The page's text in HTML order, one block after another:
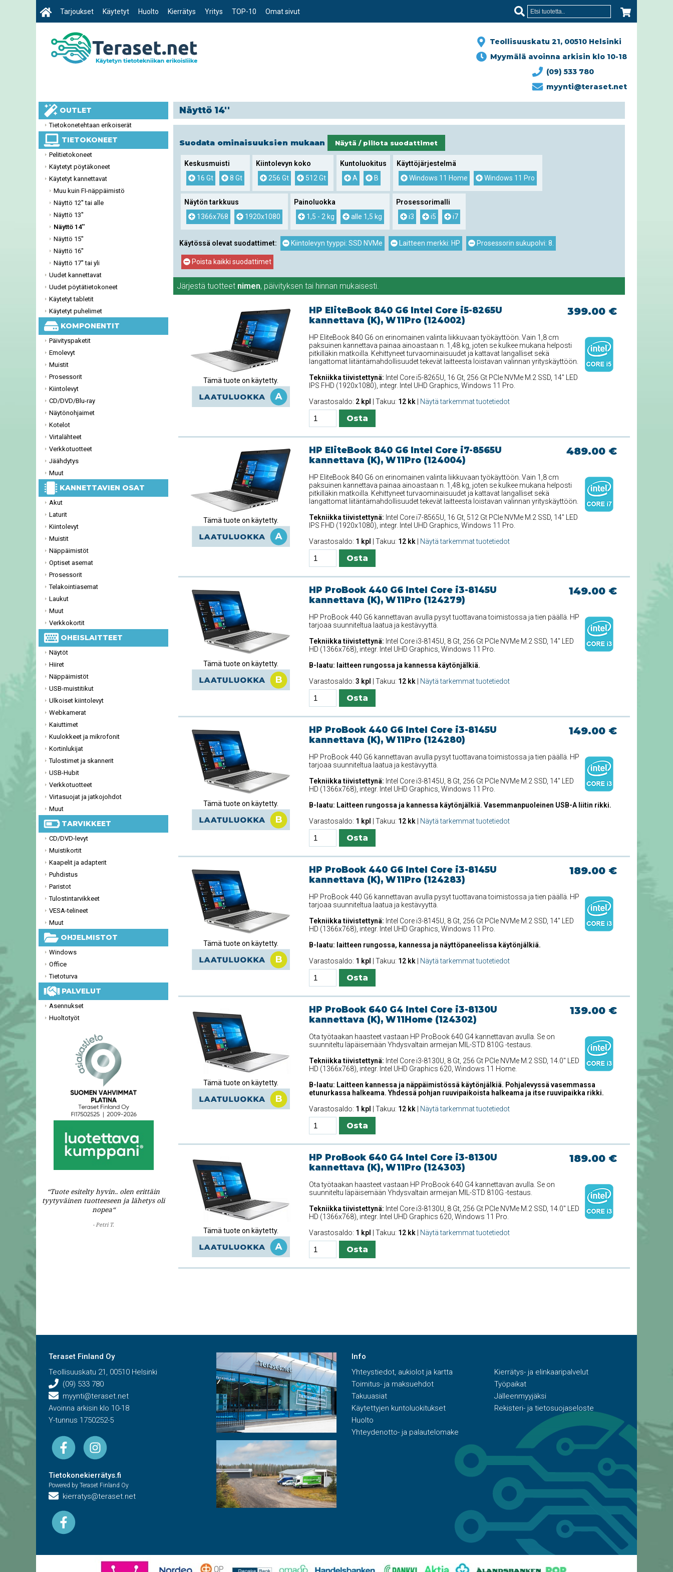
Teollisuuskatu 21, 00510 Helsinki
Myymälä avoinna arkisin klo 10-18
(09) 533 780
myynti@teraset.net
Tarjoukset Käytetyt Huolto Kierrätys Yritys TOP-10 Omat sivut
OUTLET
Tietokonetehtaan erikoiserät
TIETOKONEET
Pelitietokoneet
Käytetyt pöytäkoneet
Käytetyt kannettavat
Muu kuin FI-näppäimistö
Näyttö 12'' tai alle
Näyttö 13''
Näyttö 14''
Näyttö 15''
Näyttö 16''
Näyttö 17'' tai yli
Uudet kannettavat
Uudet pöytätietokoneet
Käytetyt tabletit
Käytetyt puhelimet
KOMPONENTIT
Päivityspaketit
Emolevyt
Muistit
Prosessorit
Kiintolevyt
CD/DVD/Blu-ray
Näytönohjaimet
Kotelot
Virtalähteet
Verkkotuotteet
Jäähdytys
Muut
KANNETTAVIEN OSAT
Akut
Laturit
Kiintolevyt
Muistit
Näppäimistöt
Optiset asemat
Prosessorit
Telakointiasemat
Laukut
Muut
Verkkokortit
OHEISLAITTEET
Näytöt
Hiiret
Näppäimistöt
USB-muistitikut
Ulkoiset kiintolevyt
Webkamerat
Kaiuttimet
Kuulokkeet ja mikrofonit
Kortinlukijat
Tulostimet ja skannerit
USB-Hubit
Verkkotuotteet
Virtasuojat ja jatkojohdot
Muut
TARVIKKEET
CD/DVD-levyt
Muistikortit
Kaapelit ja adapterit
Puhdistus
Paristot
Tulostintarvikkeet
VESA-telineet
Muut
OHJELMISTOT
Windows
Office
Tietoturva
PALVELUT
Asennukset
Huoltotyöt
“Tuote esitelty hyvin.. olen erittäin
tyytyväinen tuotteeseen ja lähetys oli
nopea“
- Petri T.
Näyttö 14''
Suodata ominaisuuksien mukaan Näytä / piilota suodattimet
Keskusmuisti
16 Gt
8 Gt
Kiintolevyn koko
256 Gt
512 Gt
Kuntoluokitus
A
B
Käyttöjärjestelmä
Windows 11 Home
Windows 11 Pro
Näytön tarkkuus
1366x768
1920x1080
Painoluokka
1,5 - 2 kg
alle 1,5 kg
Prosessorimalli
i3
i5 i7
Käytössä olevat suodattimet: Kiintolevyn tyyppi: SSD NVMe Laitteen merkki: HP Prosessorin sukupolvi: 8.
Poista kaikki suodattimet
Järjestä tuotteet nimen, päivityksen tai hinnan mukaisesti.
Tämä tuote on käytetty.
HP EliteBook 840 G6 Intel Core i5-8265U
kannettava (K), W11Pro (124002)
399.00 €
HP EliteBook 840 G6 on erinomainen valinta liikkuvaan työkäyttöön. Vain 1,8 cm
paksuinen kannettava painaa ainoastaan n. 1,48 kg, joten se kulkee mukana helposti
pitkilläkin matkoilla. Kehittyneet turvaominaisuudet ja kattavat langalliset sekä
langattomat liitäntämahdollisuudet tekevät laitteesta loistavan valinnan yrityskäyttöön.
Tekniikka tiivistettynä: Intel Core i5-8265U, 16 Gt, 256 Gt PCIe NVMe M.2 SSD, 14'' LED
IPS FHD (1920x1080), integr. Intel UHD Graphics, Windows 11 Pro.
Varastosaldo: 2 kpl | Takuu: 12 kk| Näytä tarkemmat tuotetiedot
Tämä tuote on käytetty.
HP EliteBook 840 G6 Intel Core i7-8565U
kannettava (K), W11Pro (124004)
489.00 €
HP EliteBook 840 G6 on erinomainen valinta liikkuvaan työkäyttöön. Vain 1,8 cm
paksuinen kannettava painaa ainoastaan n. 1,48 kg, joten se kulkee mukana helposti
pitkilläkin matkoilla. Kehittyneet turvaominaisuudet ja kattavat langalliset sekä
langattomat liitäntämahdollisuudet tekevät laitteesta loistavan valinnan yrityskäyttöön.
Tekniikka tiivistettynä: Intel Core i7-8565U, 16 Gt, 512 Gt PCIe NVMe M.2 SSD, 14'' LED
IPS FHD (1920x1080), integr. Intel UHD Graphics, Windows 11 Pro.
Varastosaldo: 1 kpl | Takuu: 12 kk| Näytä tarkemmat tuotetiedot
Tämä tuote on käytetty.
HP ProBook 440 G6 Intel Core i3-8145U
kannettava (K), W11Pro (124279)
149.00 €
HP ProBook 440 G6 kannettavan avulla pysyt tuottavana toimistossa ja tien päällä. HP
tarjoaa suunniteltua laatua ja kestävyyttä.
Tekniikka tiivistettynä: Intel Core i3-8145U, 8 Gt, 256 Gt PCIe NVMe M.2 SSD, 14'' LED
HD (1366x768), integr. Intel UHD Graphics, Windows 11 Pro.
B-laatu: laitteen rungossa ja kannessa käytönjälkiä.
Varastosaldo: 3 kpl | Takuu: 12 kk| Näytä tarkemmat tuotetiedot
Tämä tuote on käytetty.
HP ProBook 440 G6 Intel Core i3-8145U
kannettava (K), W11Pro (124280)
149.00 €
HP ProBook 440 G6 kannettavan avulla pysyt tuottavana toimistossa ja tien päällä. HP
tarjoaa suunniteltua laatua ja kestävyyttä.
Tekniikka tiivistettynä: Intel Core i3-8145U, 8 Gt, 256 Gt PCIe NVMe M.2 SSD, 14'' LED
HD (1366x768), integr. Intel UHD Graphics, Windows 11 Pro.
B-laatu: Laitteen rungossa ja kannessa käytönjälkiä. Vasemmanpuoleinen USB-A liitin rikki.
Varastosaldo: 1 kpl | Takuu: 12 kk| Näytä tarkemmat tuotetiedot
Tämä tuote on käytetty.
HP ProBook 440 G6 Intel Core i3-8145U
kannettava (K), W11Pro (124283)
189.00 €
HP ProBook 440 G6 kannettavan avulla pysyt tuottavana toimistossa ja tien päällä. HP
tarjoaa suunniteltua laatua ja kestävyyttä.
Tekniikka tiivistettynä: Intel Core i3-8145U, 8 Gt, 256 Gt PCIe NVMe M.2 SSD, 14'' LED
HD (1366x768), integr. Intel UHD Graphics, Windows 11 Pro.
B-laatu: laitteen rungossa, kannessa ja näyttöpaneelissa käytönjälkiä.
Varastosaldo: 1 kpl | Takuu: 12 kk| Näytä tarkemmat tuotetiedot
Tämä tuote on käytetty.
HP ProBook 640 G4 Intel Core i3-8130U
kannettava (K), W11Home (124302)
139.00 €
Ota työtaakan haasteet vastaan HP ProBook 640 G4 kannettavan avulla. Se on
suunniteltu läpäisemään Yhdysvaltain armeijan MIL-STD 810G -testaus.
Tekniikka tiivistettynä: Intel Core i3-8130U, 8 Gt, 256 Gt PCIe NVMe M.2 SSD, 14.0'' LED
HD (1366x768), integr. Intel UHD Graphics 620, Windows 11 Home.
B-laatu: Laitteen kannessa ja näppäimistössä käytönjälkiä. Pohjalevyssä vasemmassa
etunurkassa halkeama. Yhdessä pohjan ruuvipaikoista halkeama ja itse ruuvipaikka rikki.
Varastosaldo: 1 kpl | Takuu: 12 kk| Näytä tarkemmat tuotetiedot
Tämä tuote on käytetty.
HP ProBook 640 G4 Intel Core i3-8130U
kannettava (K), W11Pro (124303)
189.00 €
Ota työtaakan haasteet vastaan HP ProBook 640 G4 kannettavan avulla. Se on
suunniteltu läpäisemään Yhdysvaltain armeijan MIL-STD 810G -testaus.
Tekniikka tiivistettynä: Intel Core i3-8130U, 8 Gt, 256 Gt PCIe NVMe M.2 SSD, 14.0'' LED
HD (1366x768), integr. Intel UHD Graphics 620, Windows 11 Pro.
Varastosaldo: 1 kpl | Takuu: 12 kk| Näytä tarkemmat tuotetiedot
Teraset Finland Oy
Teollisuuskatu 21, 00510 Helsinki
(09) 533 780
myynti@teraset.net
Avoinna arkisin klo 10-18
Y-tunnus 1750252-5
Tietokonekierrätys.fi
Powered by Teraset Finland Oy
kierratys@teraset.net
Info
Yhteystiedot, aukiolot ja kartta
Toimitus- ja maksuehdot
Takuuasiat
Käytettyjen kuntoluokitukset
Huolto
Yhteydenotto- ja palautelomake
Kierrätys- ja elinkaaripalvelut
Työpaikat
Jälleenmyyjäksi
Rekisteri- ja tietosuojaseloste